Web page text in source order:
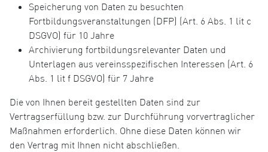
Speicherung von Daten zu besuchten
Fortbildungsveranstaltungen (DFP) (Art. 6 Abs. 1 lit c
DSGVO) für 10 Jahre
Archivierung fortbildungsrelevanter Daten und
Unterlagen aus vereinsspezifischen Interessen (Art. 6
Abs. 1 lit f DSGVO) für 7 Jahre
Die von Ihnen bereit gestellten Daten sind zur
Vertragserfüllung bzw. zur Durchführung vorvertraglicher
Maßnahmen erforderlich. Ohne diese Daten können wir
den Vertrag mit Ihnen nicht abschließen.